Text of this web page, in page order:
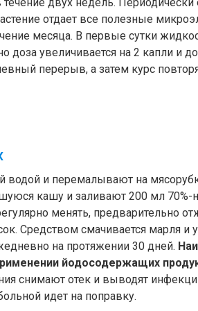
отдает все полезные
месяца. В первые сутки
увеличивается на 2 капли и
перерыв, а затем курс
водой и перемалывают на
кашу и заливают 200 мл 70%-
менять, предварительно
Средством смачивается марля и
на протяжении 30 дней.
йодосодержащих
снимают отек и выводят
идет на поправку.